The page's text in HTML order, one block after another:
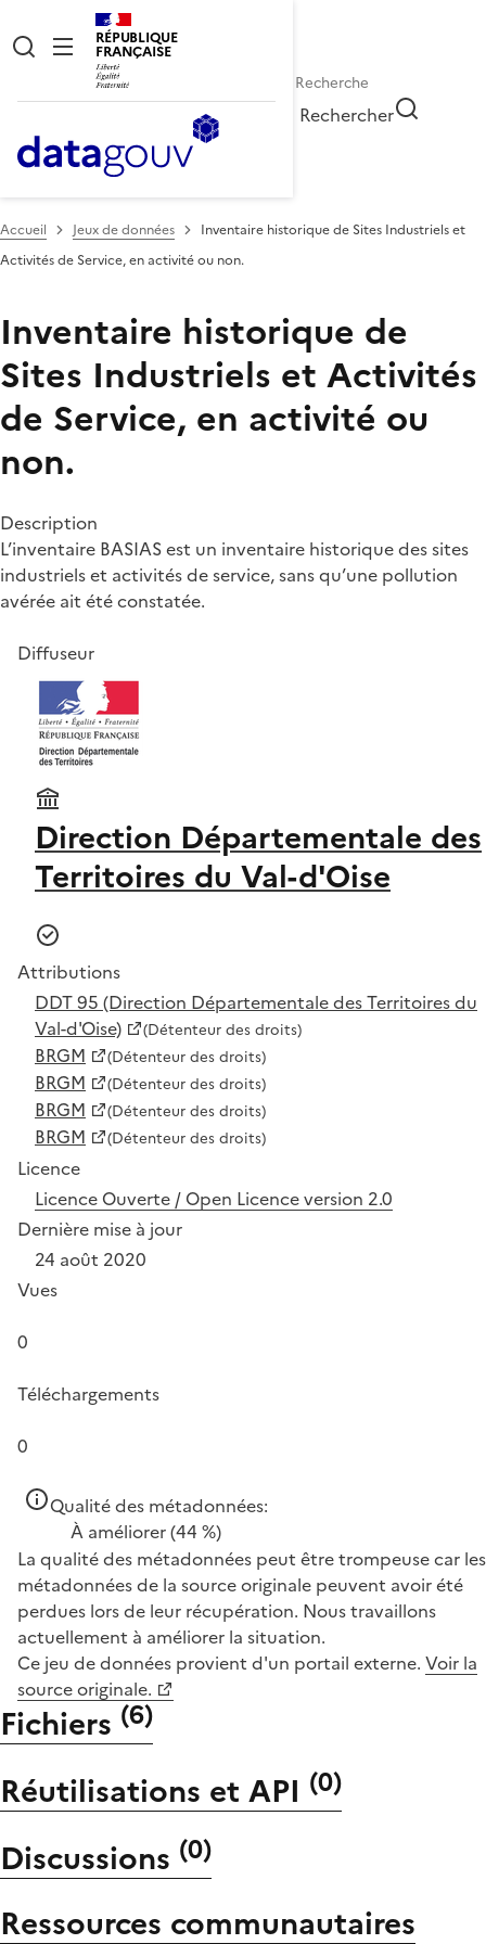
RÉPUBLIQUE
FRANÇAISE
Rechercher
Accueil Jeux de données
Inventaire historique de Sites Industriels et
Activités de Service, en activité ou non.
Inventaire historique de
Sites Industriels et Activités
de Service, en activité ou
non.
Description
L’inventaire BASIAS est un inventaire historique des sites
industriels et activités de service, sans qu’une pollution
avérée ait été constatée.
Diffuseur
Direction Départementale des
Territoires du Val-d'Oise
Attributions
DDT 95 (Direction Départementale des Territoires du
Val-d'Oise)
(Détenteur des droits)
BRGM (Détenteur des droits)
BRGM (Détenteur des droits)
BRGM (Détenteur des droits)
BRGM (Détenteur des droits)
Licence
Licence Ouverte / Open Licence version 2.0
Dernière mise à jour
24 août 2020
Vues
0
Téléchargements
0
Qualité des métadonnées:
À améliorer(44 %)
La qualité des métadonnées peut être trompeuse car les
métadonnées de la source originale peuvent avoir été
perdues lors de leur récupération. Nous travaillons
actuellement à améliorer la situation.
Ce jeu de données provient d'un portail externe. Voir la
source originale.
Fichiers (6)
Réutilisations et API (0)
Discussions (0)
Ressources communautaires